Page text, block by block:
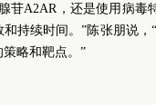
苷A2AR，还是使用病
持续时间。”陈张朋说
略和靶点。”